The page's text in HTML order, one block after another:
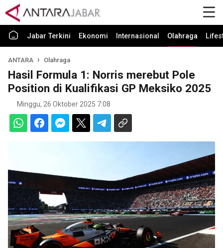
Jabar Terkini Ekonomi Internasional Olahraga
ANTARA Olahraga
Hasil Formula 1: Norris merebut Pole
Position di Kualifikasi GP Meksiko 2025
Minggu, 26 Oktober 2025 7:08